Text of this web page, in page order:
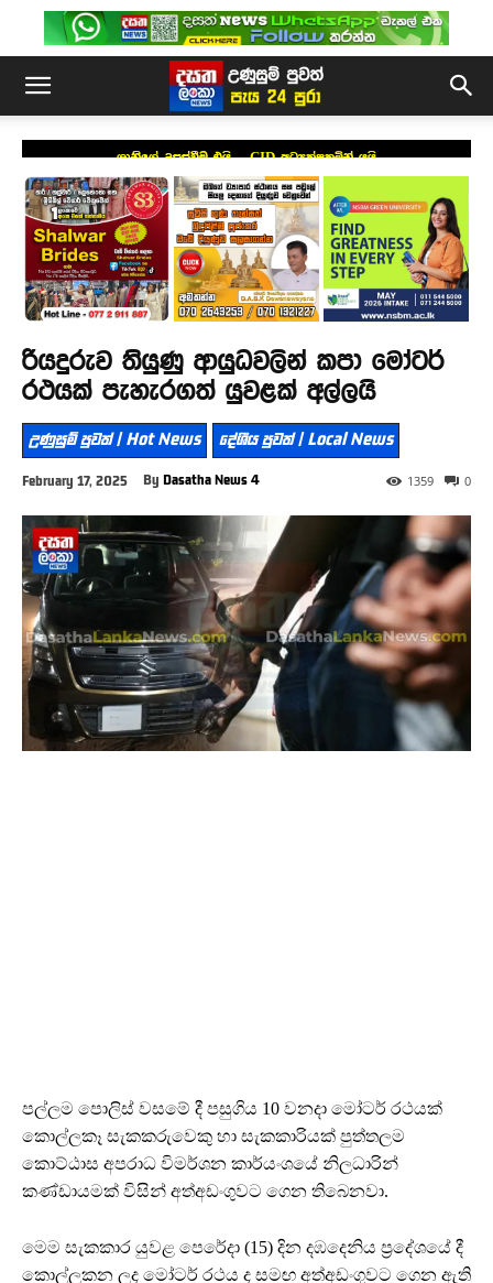
ශානිගේ උසස්වීම එයි – CID අධ්‍යක්ෂකමින් යයි
රියදුරුව තියුණු ආයුධවලින් කපා මෝටර්
රථයක් පැහැරගත් යුවළක් අල්ලයි
උණුසුම් පුවත් | Hot News දේශීය පුවත් | Local News
February 17, 2025 By Dasatha News 4 0
1359
පල්ලම පොලිස් වසමේ දී පසුගිය 10 වනදා මෝටර් රථයක්
කොල්ලකෑ සැකකරුවෙකු හා සැකකාරියක් පුත්තලම
කොට්ඨාස අපරාධ විමර්ශන කාර්යංශයේ නිලධාරින්
කණ්ඩායමක් විසින් අත්අඩංගුවට ගෙන තිබෙනවා.
මෙම සැකකාර යුවළ පෙරේදා (15) දින දඹදෙනිය ප්‍රදේශයේ දී
කොල්ලකන ලද මෝටර් රථය ද සමඟ අත්අඩංගුවට ගෙන ඇති